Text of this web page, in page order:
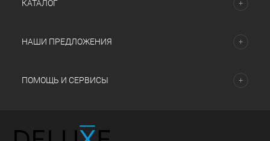
КАТАЛОГ
НАШИ ПРЕДЛОЖЕНИЯ
ПОМОЩЬ И СЕРВИСЫ